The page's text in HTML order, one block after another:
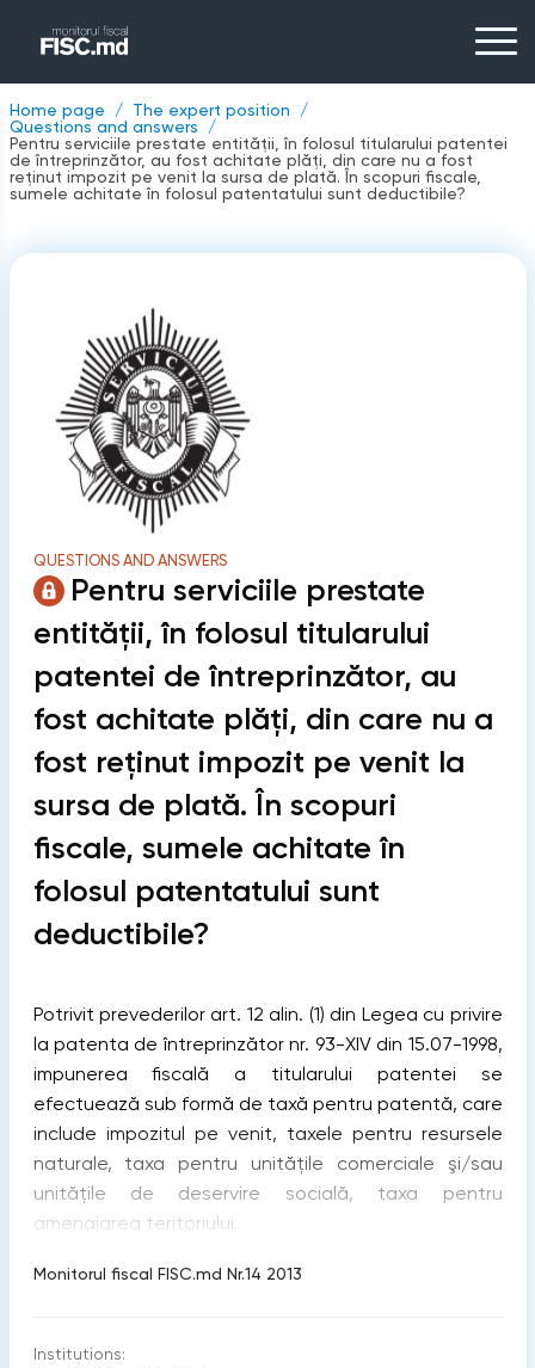
Home page
The expert position
Questions and answers
Pentru serviciile prestate entităţii, în folosul titularului patentei
de întreprinzător, au fost achitate plăţi, din care nu a fost
reţinut impozit pe venit la sursa de plată. În scopuri fiscale,
sumele achitate în folosul patentatului sunt deductibile?
QUESTIONS AND ANSWERS
Pentru serviciile prestate
entităţii, în folosul titularului
patentei de întreprinzător, au
fost achitate plăţi, din care nu a
fost reţinut impozit pe venit la
sursa de plată. În scopuri
fiscale, sumele achitate în
folosul patentatului sunt
deductibile?
Potrivit prevederilor art. 12 alin. (1) din Legea cu privire
la patenta de întreprinzător nr. 93-XIV din 15.07-1998,
impunerea fiscală a titularului patentei se
efectuează sub formă de taxă pentru patentă, care
include impozitul pe venit, taxele pentru resursele
naturale, taxa pentru unităţile comerciale şi/sau
unităţile de deservire socială, taxa pentru
amenajarea teritoriului.
Monitorul fiscal FISC.md Nr.14 2013
Institutions: